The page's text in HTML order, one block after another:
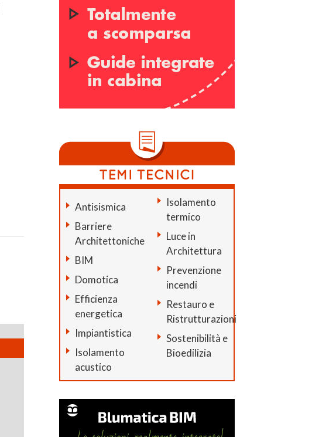
Antisismica
Barriere
Architettoniche
BIM
Domotica
Efficienza
energetica
Impiantistica
Isolamento
acustico
Isolamento
termico
Luce in
Architettura
Prevenzione
incendi
Restauro e
Ristrutturazioni
Sostenibilità e
Bioedilizia